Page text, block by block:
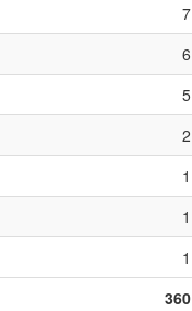
7
6
5
2
1
1
1
360